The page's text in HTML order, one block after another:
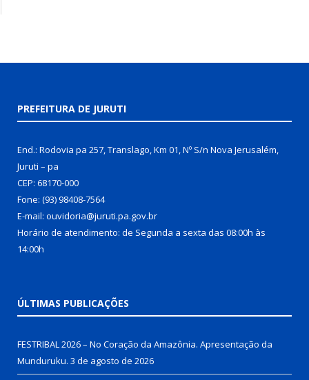
PREFEITURA DE JURUTI
End.: Rodovia pa 257, Translago, Km 01, Nº S/n Nova Jerusalém,
Juruti – pa
CEP: 68170-000
Fone: (93) 98408-7564
E-mail: ouvidoria@juruti.pa.gov.br
Horário de atendimento: de Segunda a sexta das 08:00h às
14:00h
ÚLTIMAS PUBLICAÇÕES
FESTRIBAL 2026 – No Coração da Amazônia. Apresentação da
Munduruku. 3 de agosto de 2026